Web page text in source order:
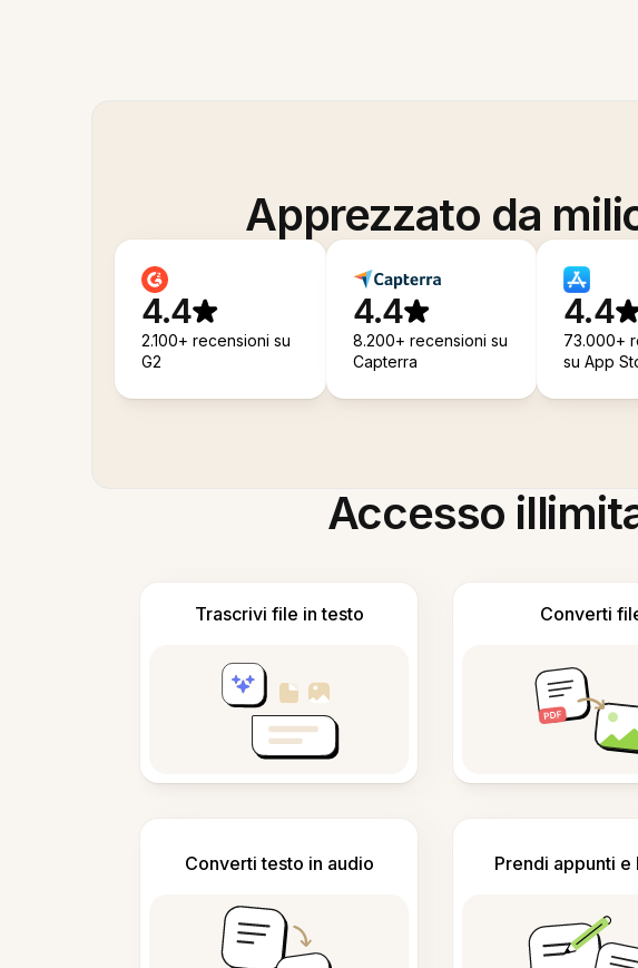
Apprezzato da
4.4
2.100+ recensioni su
G2
4.4
8.200+ recensioni su
Capterra
4.4
73.000+
su App
Accesso
Trascrivi file in testo Converti
Converti testo in audio Prendi appunti e